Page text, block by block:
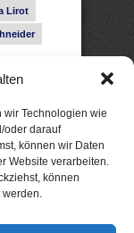
wir Technologien wie
oder darauf
können wir Daten
Website verarbeiten.
können
werden.
Lirot
J. Vellguth
Krist
Lubitsch